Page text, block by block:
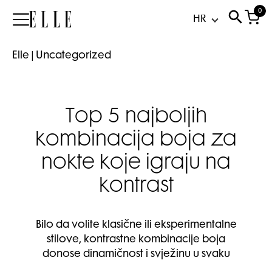
Elle
0
Elle Uncategorized
Top 5 najboljih
kombinacija boja za
nokte koje igraju na
kontrast
Bilo da volite klasične ili eksperimentalne
stilove, kontrastne kombinacije boja
donose dinamičnost i svježinu u svaku